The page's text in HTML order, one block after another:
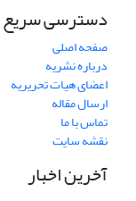
دسترسی سریع
صفحه اصلی
درباره نشریه
اعضای هیات تحریریه
ارسال مقاله
تماس با ما
نقشه سایت
آخرین اخبار